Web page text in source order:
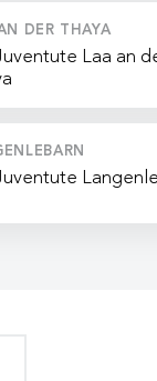
DER THAYA
Laa an